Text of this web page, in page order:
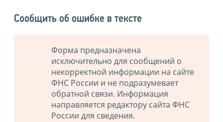
Сообщить об ошибке в тексте
Форма предназначена
исключительно для сообщений о
некорректной информации на сайте
ФНС России и не подразумевает
обратной связи. Информация
направляется редактору сайта ФНС
России для сведения.